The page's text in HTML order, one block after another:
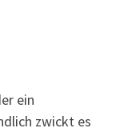
ein
zwickt es